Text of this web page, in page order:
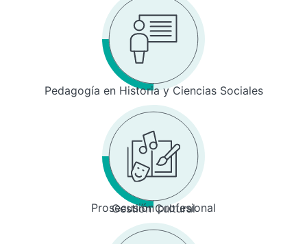
Pedagogía en Historia y Ciencias Sociales
Prosecusión profesional
Gestión Cultural